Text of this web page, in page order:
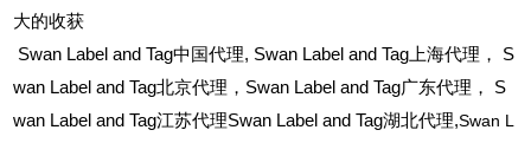
大的收获
Swan Label and Tag中国代理, Swan Label and Tag上海代理， S
wan Label and Tag北京代理，Swan Label and Tag广东代理， S
wan Label and Tag江苏代理Swan Label and Tag湖北代理,Swan L